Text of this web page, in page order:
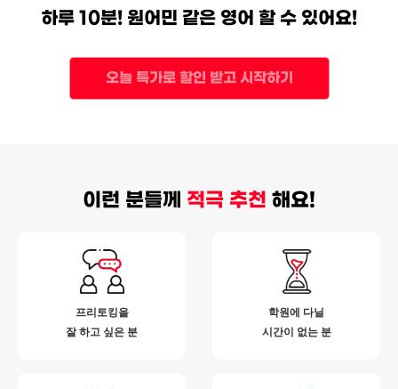
하루 10분! 원어민 같은 영어 할 수 있어요!
오늘 특가로 할인 받고 시작하기
이런 분들께 적극 추천 해요!
프리토킹을
잘 하고 싶은 분
학원에 다닐
시간이 없는 분